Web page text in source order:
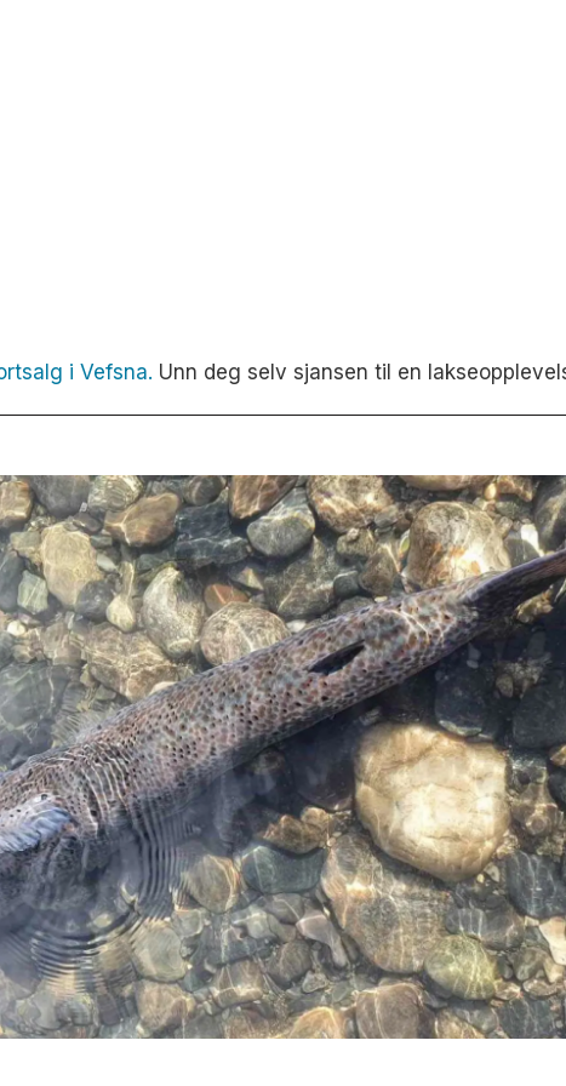
i Vefsna. Unn deg selv sjansen til en